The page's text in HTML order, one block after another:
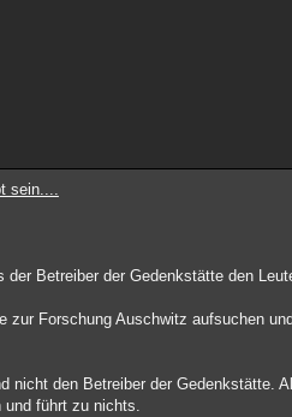
sein....
Betreiber der Gedenkstätte den
zur Forschung Auschwitz aufsuchen
nicht den Betreiber der Gedenkstätte.
und führt zu nichts.